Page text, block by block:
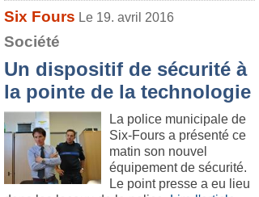
Six Fours Le 19. avril 2016
Société
Un dispositif de sécurité à
la pointe de la technologie
La police municipale de
Six-Fours a présenté ce
matin son nouvel
équipement de sécurité.
Le point presse a eu lieu